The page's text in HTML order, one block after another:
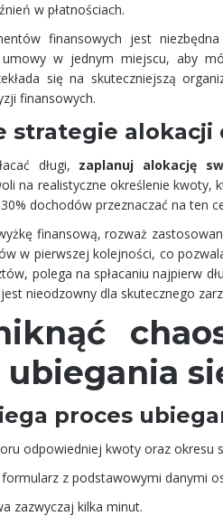
w płatnościach.
finansowych jest
w jednym miejscu, aby
się na skuteczniejszą
finansowych.
strategie alokacji
długi, zaplanuj alokację
na realistyczne określenie kwoty,
dochodów przeznaczać na ten
finansową, rozważ
w pierwszej kolejności, co
polega na spłacaniu najpierw
nieodzowny dla skutecznego
ubiegania
proces
odpowiedniej kwoty oraz okresu
formularz z podstawowymi danymi
zazwyczaj kilka minut.